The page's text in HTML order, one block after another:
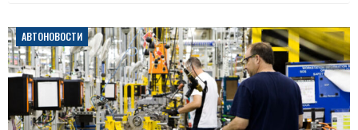
АВТОНОВОСТИ